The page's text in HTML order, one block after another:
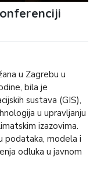
u Zagrebu u
bila je
sustava (GIS),
u upravljanju
izazovima.
podataka, modela i
odluka u javnom